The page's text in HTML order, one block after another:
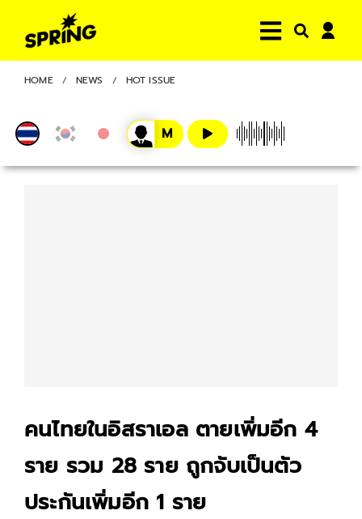
HOME NEWS HOT ISSUE
คนไทยในอิสราเอล ตายเพิ่มอีก 4
ราย รวม 28 ราย ถูกจับเป็นตัว
ประกันเพิ่มอีก 1 ราย